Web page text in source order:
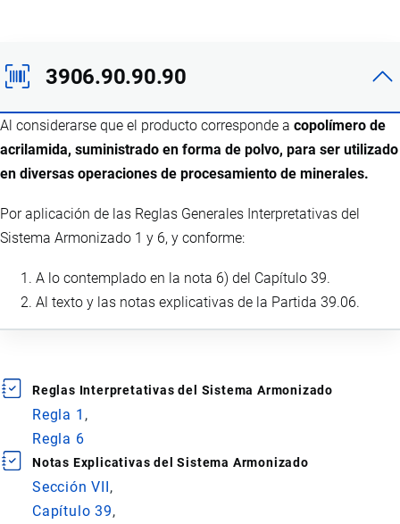
3906.90.90.90
Al considerarse que el producto corresponde a copolímero de
acrilamida, suministrado en forma de polvo, para ser utilizado
en diversas operaciones de procesamiento de minerales.
Por aplicación de las Reglas Generales Interpretativas del
Sistema Armonizado 1 y 6, y conforme:
A lo contemplado en la nota 6) del Capítulo 39.
Al texto y las notas explicativas de la Partida 39.06.
Reglas Interpretativas del Sistema Armonizado
Regla 1
Regla 6
Notas Explicativas del Sistema Armonizado
Sección VII
Capítulo 39